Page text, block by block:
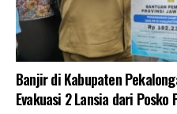
Banjir di Kabupaten
Evakuasi 2 Lansia dari Posko